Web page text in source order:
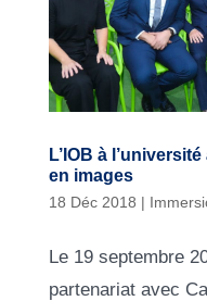
L’IOB à
en images
18 Déc 2018 |
Le 19 septembre
partenariat avec